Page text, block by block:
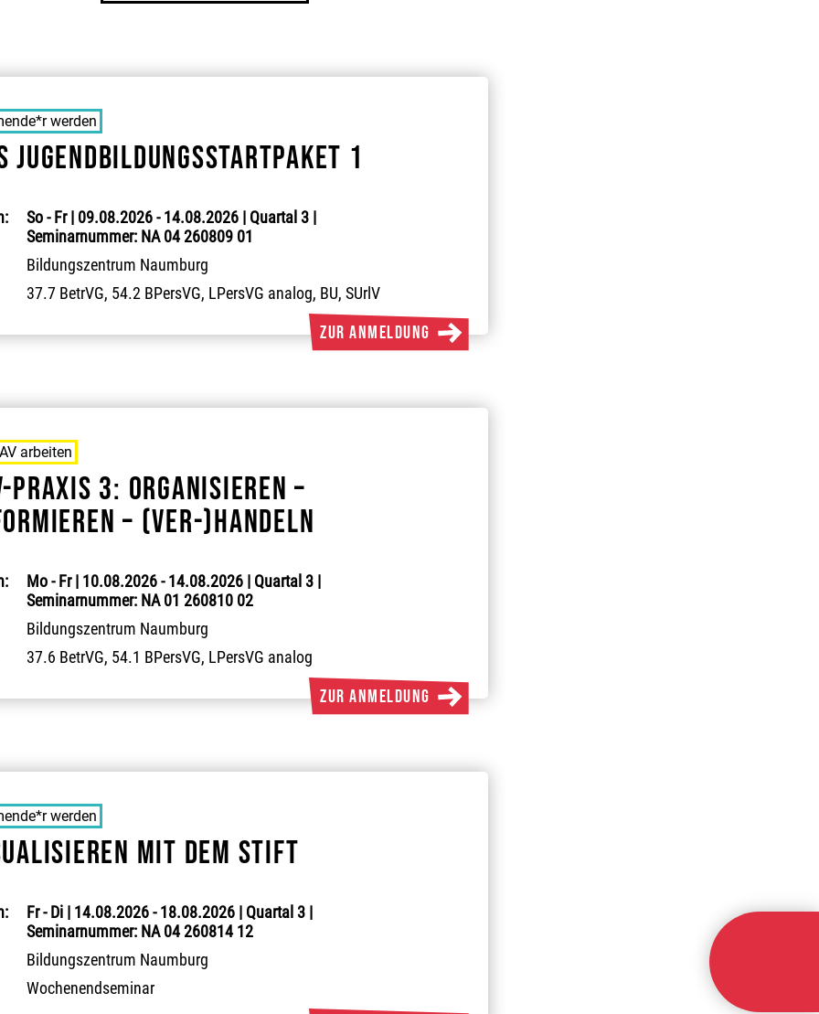
werden
Jugendbildungsstartpaket 1
So - Fr | 09.08.2026 - 14.08.2026 | Quartal 3 |
Seminarnummer: NA 04 260809 01
Bildungszentrum Naumburg
37.7 BetrVG, 54.2 BPersVG, LPersVG analog, BU, SUrlV
arbeiten
Praxis 3: Organisieren –
– (Ver-)Handeln
Mo - Fr | 10.08.2026 - 14.08.2026 | Quartal 3 |
Seminarnummer: NA 01 260810 02
Bildungszentrum Naumburg
37.6 BetrVG, 54.1 BPersVG, LPersVG analog
werden
mit dem Stift
Fr - Di | 14.08.2026 - 18.08.2026 | Quartal 3 |
Seminarnummer: NA 04 260814 12
Bildungszentrum Naumburg
Wochenendseminar